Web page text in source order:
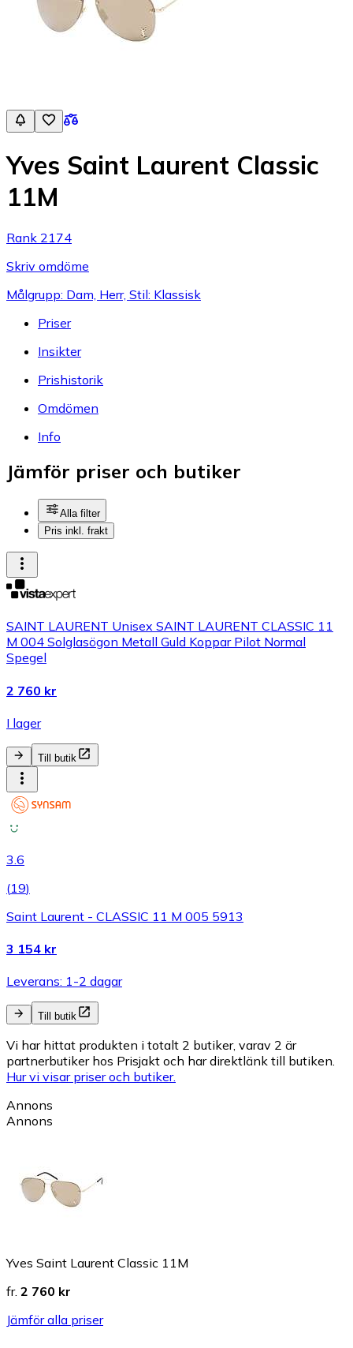
Yves Saint Laurent Classic
11M
Rank 2174
Skriv omdöme
Målgrupp: Dam, Herr, Stil: Klassisk
Priser
Insikter
Prishistorik
Omdömen
Info
Jämför priser och butiker
Alla filter
Pris inkl. frakt
SAINT LAURENT Unisex SAINT LAURENT CLASSIC 11
M 004 Solglasögon Metall Guld Koppar Pilot Normal
Spegel
2 760 kr
I lager
Till butik
3.6
(19)
Saint Laurent - CLASSIC 11 M 005 5913
3 154 kr
Leverans: 1-2 dagar
Till butik
Vi har hittat produkten i totalt 2 butiker, varav 2 är
partnerbutiker hos Prisjakt och har direktlänk till butiken.
Hur vi visar priser och butiker.
Annons
Annons
Yves Saint Laurent Classic 11M
fr. 2 760 kr
Jämför alla priser